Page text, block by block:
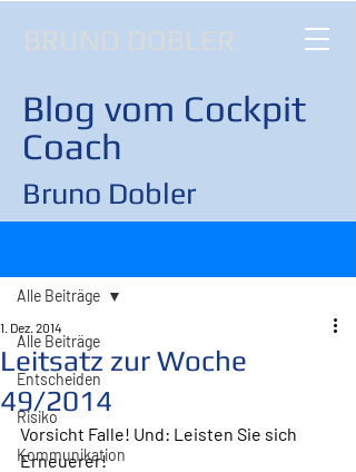
BRUNO DOBLER
Blog vom Cockpit
Coach
Bruno Dobler
Alle Beiträge
Entscheiden
Risiko
Kommunikation
Alle Beiträge
Leitsatz zur Woche
49/2014
1. Dez. 2014
Vorsicht Falle! Und: Leisten Sie sich
Erneuerer!